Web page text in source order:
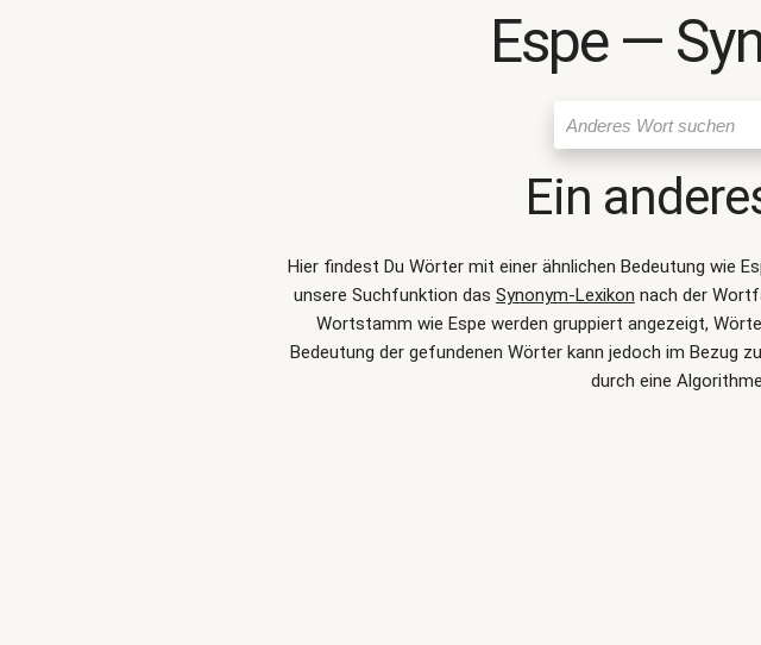
Espe ―
Ein
Hier findest Du Wörter mit einer ähnlichen Bedeutung wie
unsere Suchfunktion das Synonym-Lexikon nach der
Wortstamm wie Espe werden gruppiert angezeigt,
Bedeutung der gefundenen Wörter kann jedoch im Bezug
durch eine